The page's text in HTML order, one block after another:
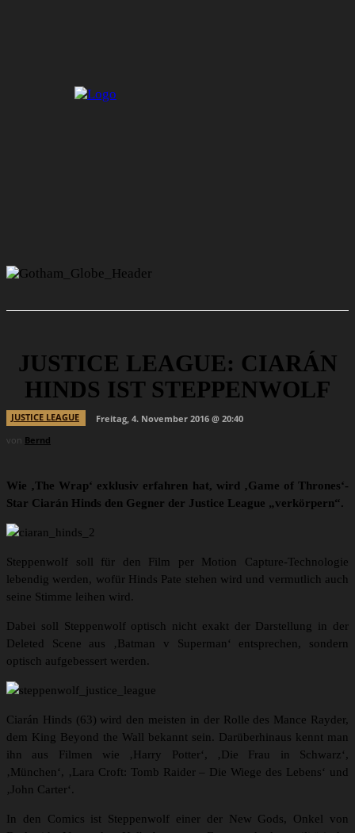
JUSTICE LEAGUE: CIARÁN
HINDS IST STEPPENWOLF
JUSTICE LEAGUE
Freitag, 4. November 2016 @ 20:40
von Bernd
Wie ‚The Wrap‘ exklusiv erfahren hat, wird ‚Game of Thrones‘-
Star Ciarán Hinds den Gegner der Justice League „verkörpern“.
Steppenwolf soll für den Film per Motion Capture-Technologie
lebendig werden, wofür Hinds Pate stehen wird und vermutlich auch
seine Stimme leihen wird.
Dabei soll Steppenwolf optisch nicht exakt der Darstellung in der
Deleted Scene aus ‚Batman v Superman‘ entsprechen, sondern
optisch aufgebessert werden.
Ciarán Hinds (63) wird den meisten in der Rolle des Mance Rayder,
dem King Beyond the Wall bekannt sein. Darüberhinaus kennt man
ihn aus Filmen wie ‚Harry Potter‘, ‚Die Frau in Schwarz‘,
‚München‘, ‚Lara Croft: Tomb Raider – Die Wiege des Lebens‘ und
‚John Carter‘.
In den Comics ist Steppenwolf einer der New Gods, Onkel von